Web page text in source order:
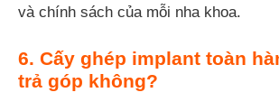
và chính sách của mỗi nha khoa.
6. Cấy ghép implant toàn
trả góp không?